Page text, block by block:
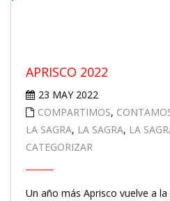
APRISCO 2022
23 MAY 2022
COMPARTIMOS,
LA SAGRA, LA SAGRA, LA
CATEGORIZAR
Un año más Aprisco vuelve a